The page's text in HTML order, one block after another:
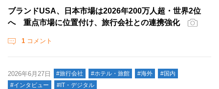
ブランドUSA、日本市場は2026年200万人超・世界2位
へ 重点市場に位置付け、旅行会社との連携強化
1 コメント
2026年6月27日 #旅行会社 #ホテル・旅館 #海外
#国内
#インタビュー
#IT・デジタル